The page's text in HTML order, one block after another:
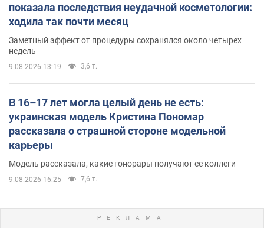
показала последствия неудачной косметологии:
ходила так почти месяц
Заметный эффект от процедуры сохранялся около четырех
недель
9.08.2026 13:19 3,6 т.
В 16–17 лет могла целый день не есть:
украинская модель Кристина Пономар
рассказала о страшной стороне модельной
карьеры
Модель рассказала, какие гонорары получают ее коллеги
9.08.2026 16:25 7,6 т.